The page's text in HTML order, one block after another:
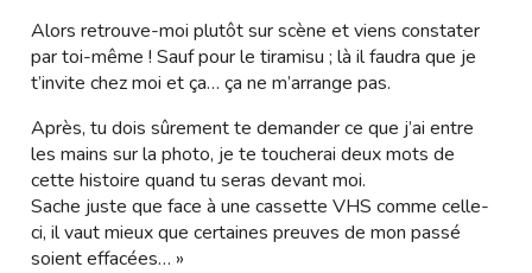
Alors retrouve-moi plutôt sur scène et viens constater
par toi-même ! Sauf pour le tiramisu ; là il faudra que je
t’invite chez moi et ça… ça ne m’arrange pas.
Après, tu dois sûrement te demander ce que j’ai entre
les mains sur la photo, je te toucherai deux mots de
cette histoire quand tu seras devant moi.
Sache juste que face à une cassette VHS comme celle-
ci, il vaut mieux que certaines preuves de mon passé
soient effacées… »